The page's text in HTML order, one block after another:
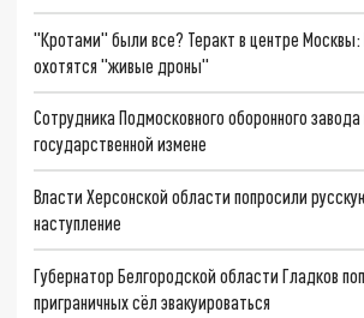
"Кротами" были все? Теракт в центре Москвы:
охотятся "живые дроны"
Сотрудника Подмосковного оборонного
государственной измене
Власти Херсонской области попросили
наступление
Губернатор Белгородской области Гладков
приграничных сёл эвакуироваться